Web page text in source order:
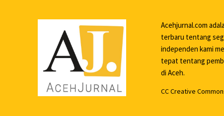
Acehjurnal.com
terbaru tentang
independen kami
tepat tentang
di Aceh.
CC Creative